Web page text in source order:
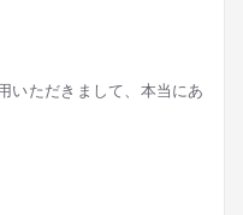
いただきまして、本当にあ